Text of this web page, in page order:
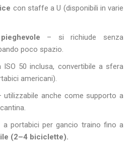
con staffe a U (disponibili in varie
– si richiude senza
poco spazio.
ISO 50 inclusa, convertibile a sfera
americani).
utilizzabile anche come supporto a
a portabici per gancio traino fino a
(2–4 biciclette).